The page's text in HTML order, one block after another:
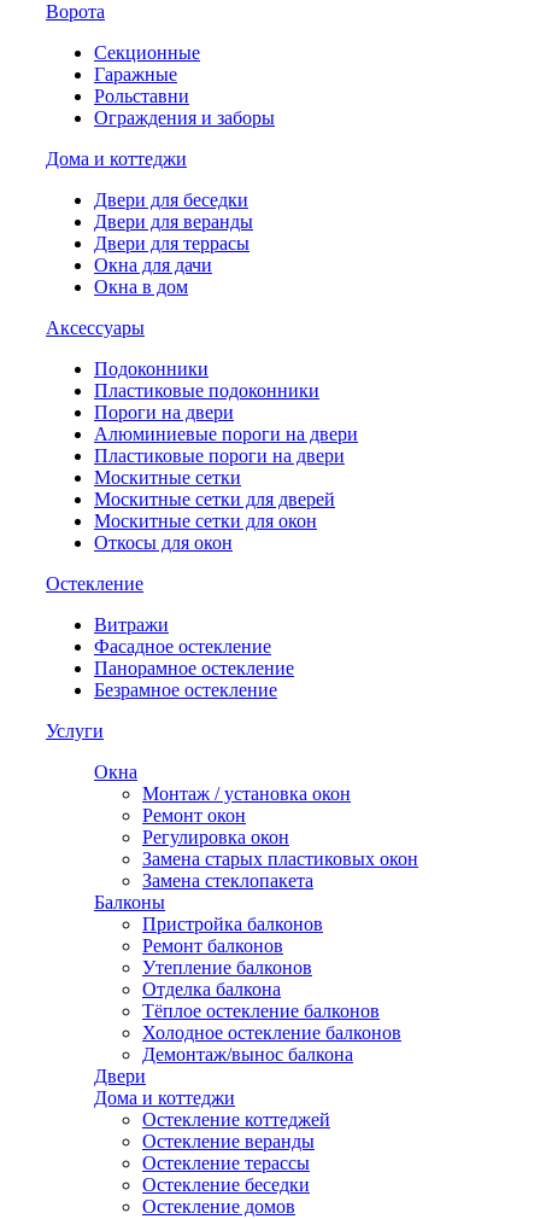
Ворота
Секционные
Гаражные
Рольставни
Ограждения и заборы
Дома и коттеджи
Двери для беседки
Двери для веранды
Двери для террасы
Окна для дачи
Окна в дом
Аксессуары
Подоконники
Пластиковые подоконники
Пороги на двери
Алюминиевые пороги на двери
Пластиковые пороги на двери
Москитные сетки
Москитные сетки для дверей
Москитные сетки для окон
Откосы для окон
Остекление
Витражи
Фасадное остекление
Панорамное остекление
Безрамное остекление
Услуги
Окна
Монтаж / установка окон
Ремонт окон
Регулировка окон
Замена старых пластиковых окон
Замена стеклопакета
Балконы
Пристройка балконов
Ремонт балконов
Утепление балконов
Отделка балкона
Тёплое остекление балконов
Холодное остекление балконов
Демонтаж/вынос балкона
Двери
Дома и коттеджи
Остекление коттеджей
Остекление веранды
Остекление терассы
Остекление беседки
Остекление домов